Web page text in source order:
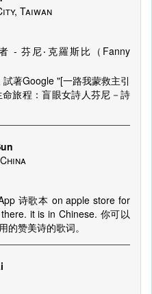
Taiwan
- 芬尼‧克羅斯比（Fanny
著Google "[一路我蒙救主引
旅程：盲眼女詩人芬尼－詩
诗歌本 on apple store for
it is in Chinese. 你可以
的赞美诗的歌词。